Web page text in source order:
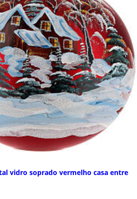
vidro soprado vermelho casa entre